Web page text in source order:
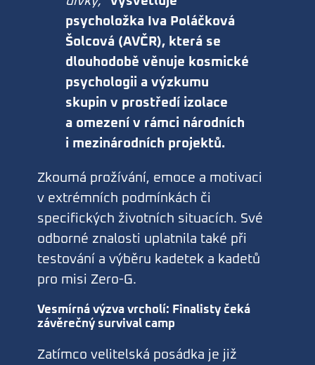
psycholožka Iva Poláčková
Šolcová (AVČR), která se
dlouhodobě věnuje kosmické
psychologii a výzkumu
skupin v prostředí izolace
a omezení v rámci národních
i mezinárodních projektů.
Zkoumá prožívání, emoce a motivaci
v extrémních podmínkách či
specifických životních situacích. Své
odborné znalosti uplatnila také při
testování a výběru kadetek a kadetů
pro misi Zero-G.
Vesmírná výzva vrcholí: Finalisty čeká
závěrečný survival camp
Zatímco velitelská posádka je již